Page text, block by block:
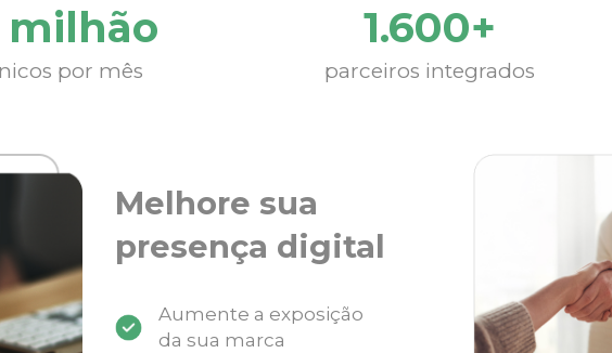
milhão
por mês
1.600+
parceiros integrados
Melhore sua
presença digital
Aumente a exposição
da sua marca